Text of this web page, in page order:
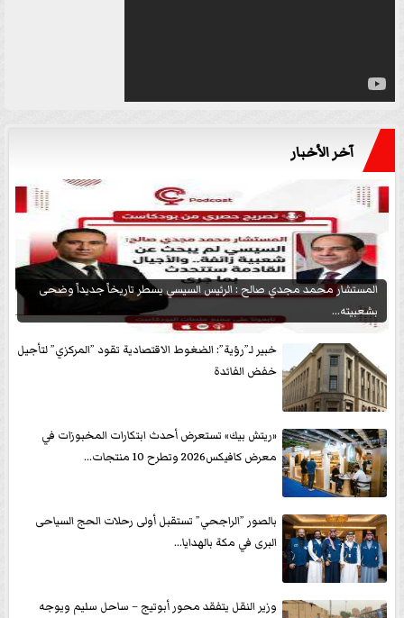
آخر الأخبار
المستشار محمد مجدي صالح : الرئيس السيسي يسطر تاريخاً جديداً وضحى
بشعبيته...
خبير لـ”رؤية”: الضغوط الاقتصادية تقود ”المركزي” لتأجيل
خفض الفائدة
«ريتش بيك» تستعرض أحدث ابتكارات المخبوزات في
معرض كافيكس2026 وتطرح 10 منتجات...
بالصور ”الراجحي” تستقبل أولى رحلات الحج السياحى
البرى في مكة بالهدايا...
وزير النقل يتفقد محور أبوتيج – ساحل سليم ويوجه